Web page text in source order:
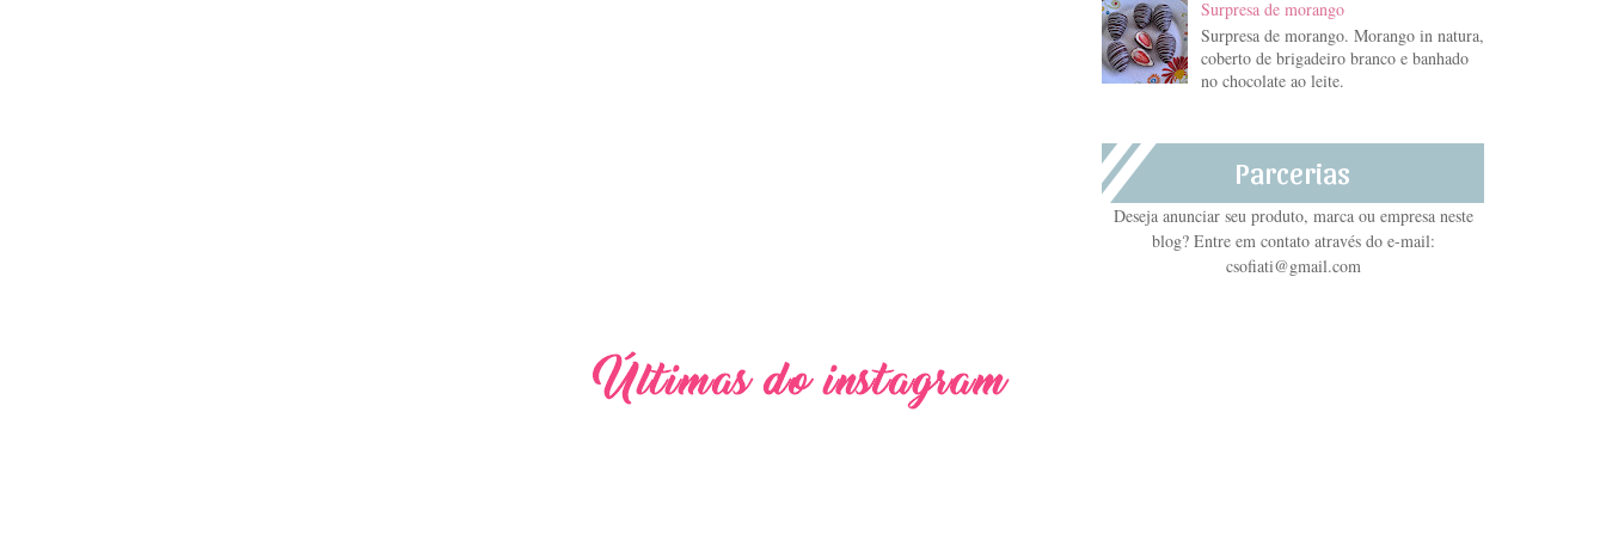
Surpresa de morango
Surpresa de morango. Morango in natura,
coberto de brigadeiro branco e banhado
no chocolate ao leite.
Parcerias
Deseja anunciar seu produto, marca ou empresa neste
blog? Entre em contato através do e-mail:
csofiati@gmail.com